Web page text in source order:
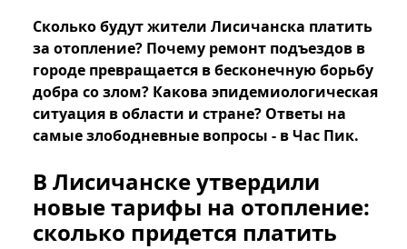
Сколько будут жители Лисичанска платить
за отопление? Почему ремонт подъездов в
городе превращается в бесконечную борьбу
добра со злом? Какова эпидемиологическая
ситуация в области и стране? Ответы на
самые злободневные вопросы - в Час Пик.
В Лисичанске утвердили
новые тарифы на отопление:
сколько придется платить